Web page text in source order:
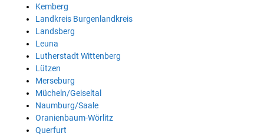
Kemberg
Landkreis Burgenlandkreis
Landsberg
Leuna
Lutherstadt Wittenberg
Lützen
Merseburg
Mücheln/Geiseltal
Naumburg/Saale
Oranienbaum-Wörlitz
Querfurt